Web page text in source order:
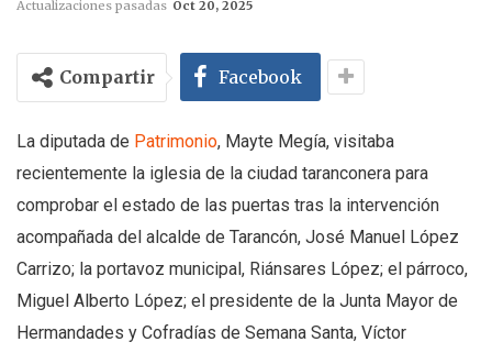
Actualizaciones pasadas Oct 20, 2025
Compartir Facebook
La diputada de Patrimonio, Mayte Megía, visitaba
recientemente la iglesia de la ciudad taranconera para
comprobar el estado de las puertas tras la intervención
acompañada del alcalde de Tarancón, José Manuel López
Carrizo; la portavoz municipal, Riánsares López; el párroco,
Miguel Alberto López; el presidente de la Junta Mayor de
Hermandades y Cofradías de Semana Santa, Víctor